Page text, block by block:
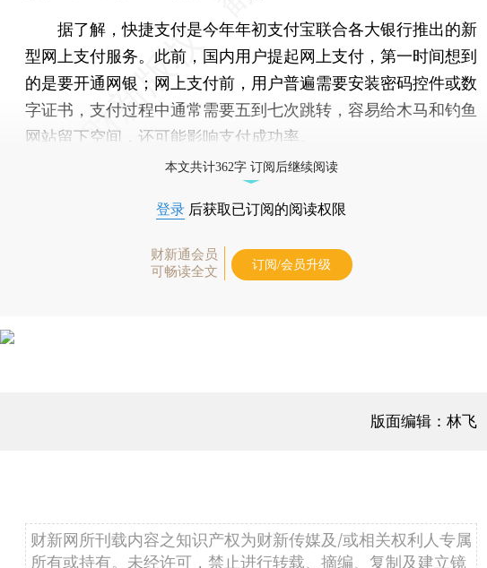
据了解，快捷支付是今年年初支付宝联合各大银行推出的新
型网上支付服务。此前，国内用户提起网上支付，第一时间想到
的是要开通网银；网上支付前，用户普遍需要安装密码控件或数
字证书，支付过程中通常需要五到七次跳转，容易给木马和钓鱼
网站留下空间，还可能影响支付成功率。
本文共计362字 订阅后继续阅读
登录 后获取已订阅的阅读权限
财新通会员
可畅读全文
订阅/会员升级
版面编辑：林飞
财新网所刊载内容之知识产权为财新传媒及/或相关权利人专属
所有或持有。未经许可，禁止进行转载、摘编、复制及建立镜